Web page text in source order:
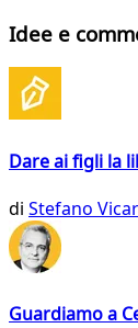
Idee e
Dare ai figli la
di Stefano
Guardiamo a